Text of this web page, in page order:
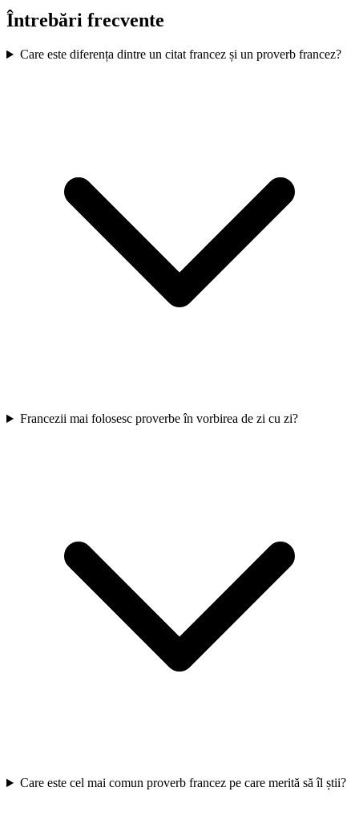
Întrebări frecvente
Care este diferența dintre un citat francez și un proverb francez?
Francezii mai folosesc proverbe în vorbirea de zi cu zi?
Care este cel mai comun proverb francez pe care merită să îl știi?